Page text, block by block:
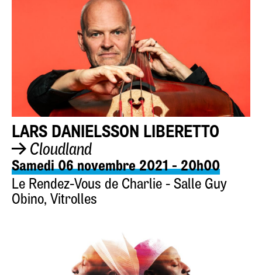
LARS DANIELSSON LIBERETTO
Cloudland
Samedi 06 novembre 2021 - 20h00
Le Rendez-Vous de Charlie - Salle Guy
Obino, Vitrolles